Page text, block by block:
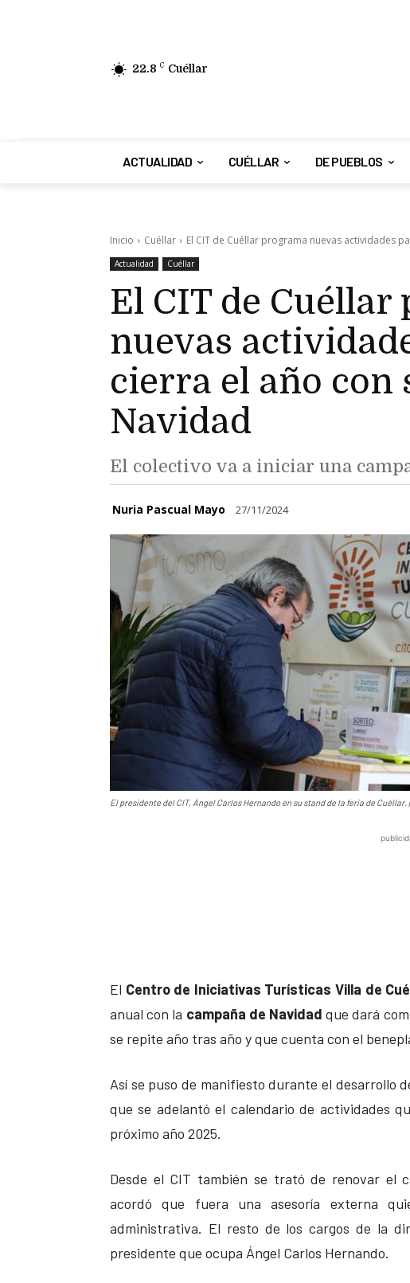
22.8 C Cuéllar
ACTUALIDAD CUÉLLAR DE PUEBLOS
Inicio Cuéllar El CIT de Cuéllar programa nuevas actividades
Actualidad Cuéllar
El CIT de Cuéllar
nuevas
cierra el año con
Navidad
El colectivo va a iniciar una
Nuria Pascual Mayo 27/11/2024
El presidente del CIT, Ángel Carlos Hernando en su stand de la feria de Cuéllar.
El Centro de Iniciativas Turísticas Villa de
anual con la campaña de Navidad que dará
se repite año tras año y que cuenta con el
Así se puso de manifiesto durante el desarrollo
que se adelantó el calendario de actividades
próximo año 2025.
Desde el CIT también se trató de renovar el
acordó que fuera una asesoría externa
administrativa. El resto de los cargos de la
presidente que ocupa Ángel Carlos Hernando.